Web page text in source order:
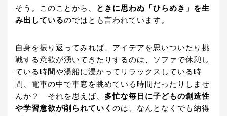
そう。このことから、
ときに思わぬ「ひらめき」を生
み出しているのではとも言われています。
自身を振り返ってみれば、アイデアを思いついたり挑
戦する意欲が湧いてきたりするのは、ソファで休憩し
ている時間や湯船に浸かってリラックスしている時
間、電車の中で車窓を眺めている時間だったりしませ
んか？ それを思えば、 多忙な毎日に子どもの創造性
や学習意欲が削られていく のは、なんとなくでも納得